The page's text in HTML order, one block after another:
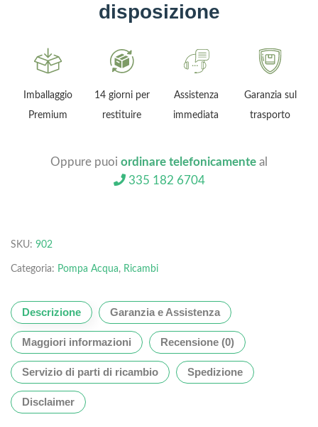
disposizione
Imballaggio
Premium
14 giorni per
restituire
Assistenza
immediata
Garanzia sul
trasporto
Oppure puoi ordinare telefonicamente al
335 182 6704
SKU: 902
Categoria: Pompa Acqua, Ricambi
Descrizione Garanzia e Assistenza
Maggiori informazioni Recensione (0)
Servizio di parti di ricambio Spedizione
Disclaimer